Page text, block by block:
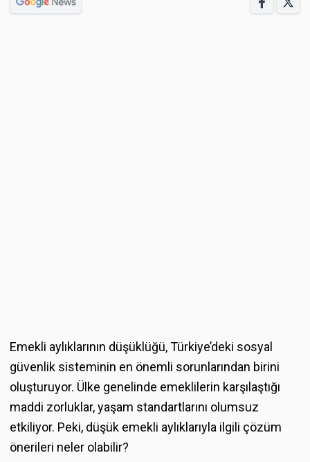
Emekli aylıklarının düşüklüğü, Türkiye’deki sosyal
güvenlik sisteminin en önemli sorunlarından birini
oluşturuyor. Ülke genelinde emeklilerin karşılaştığı
maddi zorluklar, yaşam standartlarını olumsuz
etkiliyor. Peki, düşük emekli aylıklarıyla ilgili çözüm
önerileri neler olabilir?